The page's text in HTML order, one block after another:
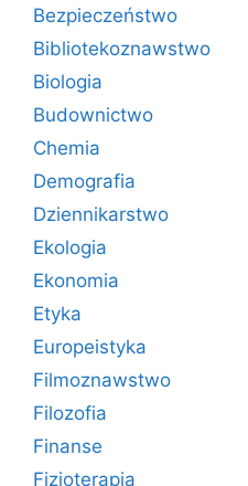
Bezpieczeństwo
Bibliotekoznawstwo
Biologia
Budownictwo
Chemia
Demografia
Dziennikarstwo
Ekologia
Ekonomia
Etyka
Europeistyka
Filmoznawstwo
Filozofia
Finanse
Fizjoterapia